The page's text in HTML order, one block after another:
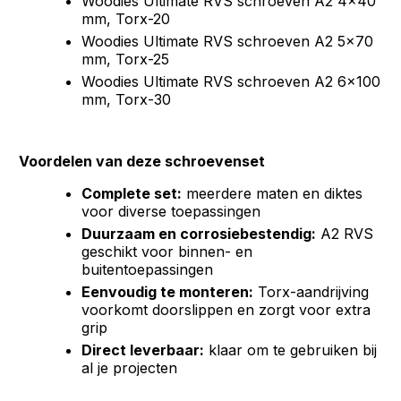
mm, Torx-20
Woodies Ultimate RVS schroeven A2 5x70
mm, Torx-25
Woodies Ultimate RVS schroeven A2 6x100
mm, Torx-30
Voordelen van deze schroevenset
Complete set: meerdere maten en diktes
voor diverse toepassingen
Duurzaam en corrosiebestendig: A2 RVS
geschikt voor binnen- en
buitentoepassingen
Eenvoudig te monteren: Torx-aandrijving
voorkomt doorslippen en zorgt voor extra
grip
Direct leverbaar: klaar om te gebruiken bij
al je projecten